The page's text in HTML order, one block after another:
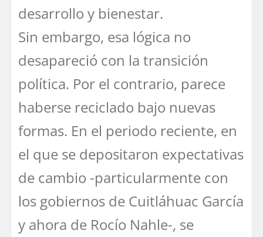
desarrollo y bienestar.
Sin embargo, esa lógica no
desapareció con la transición
política. Por el contrario, parece
haberse reciclado bajo nuevas
formas. En el periodo reciente, en
el que se depositaron expectativas
de cambio -particularmente con
los gobiernos de Cuitláhuac García
y ahora de Rocío Nahle-, se